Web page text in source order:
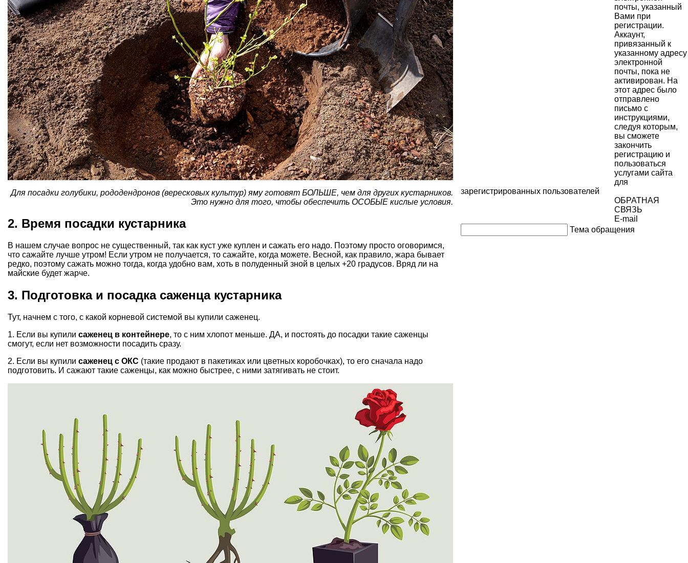
Для посадки голубики, рододендронов (вересковых культур) яму готовят БОЛЬШЕ, чем для других кустарников.
Это нужно для того, чтобы обеспечить ОСОБЫЕ кислые условия.
2. Время посадки кустарника
В нашем случае вопрос не существенный, так как куст уже куплен и сажать его надо. Поэтому просто оговоримся,
что сажайте лучше утром! Если утром не получается, то сажайте, когда можете. Весной, как правило, жара бывает
редко, поэтому сажать можно тогда, когда удобно вам, хоть в полуденный зной в целых +20 градусов. Вряд ли на
майские будет жарче.
3. Подготовка и посадка саженца кустарника
Тут, начнем с того, с какой корневой системой вы купили саженец.
1. Если вы купили саженец в контейнере, то с ним хлопот меньше. ДА, и постоять до посадки такие саженцы
смогут, если нет возможности посадить сразу.
2. Если вы купили саженец с ОКС (такие продают в пакетиках или цветных коробочках), то его сначала надо
подготовить. И сажают такие саженцы, как можно быстрее, с ними затягивать не стоит.
почты, указанный
Вами при
регистрации.
Аккаунт,
привязанный к
указанному адресу
электронной
почты, пока не
активирован. На
этот адрес было
отправлено
письмо с
инструкциями,
следуя которым,
вы сможете
закончить
регистрацию и
пользоваться
услугами сайта
для
зарегистрированных пользователей
ОБРАТНАЯ
СВЯЗЬ
E-mail
Тема обращения